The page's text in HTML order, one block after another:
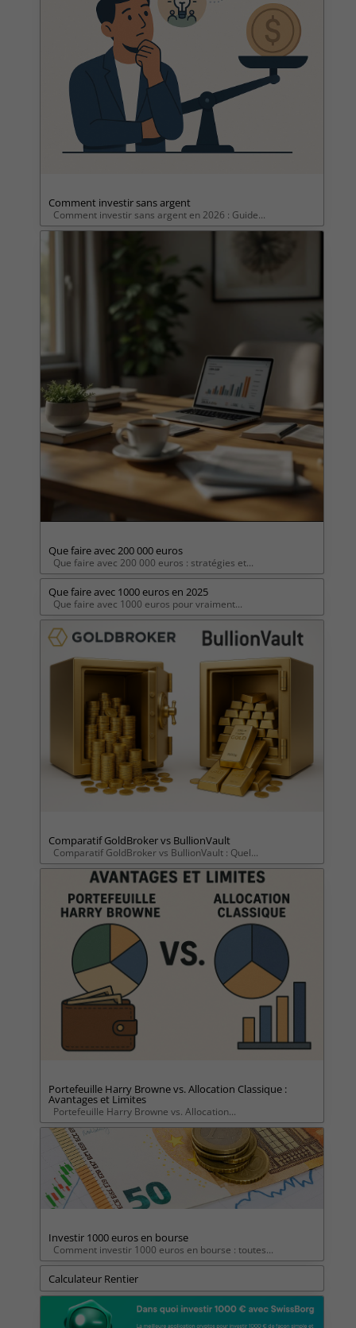
Comment investir sans argent
Comment investir sans argent en 2026 : Guide...
Que faire avec 200 000 euros
Que faire avec 200 000 euros : stratégies et...
Que faire avec 1000 euros en 2025
Que faire avec 1000 euros pour vraiment...
Comparatif GoldBroker vs BullionVault
Comparatif GoldBroker vs BullionVault : Quel...
Portefeuille Harry Browne vs. Allocation Classique :
Avantages et Limites
Portefeuille Harry Browne vs. Allocation...
Investir 1000 euros en bourse
Comment investir 1000 euros en bourse : toutes...
Calculateur Rentier